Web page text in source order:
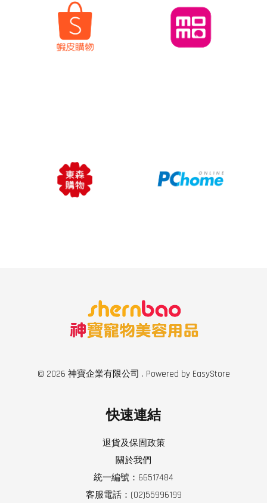
© 2026 神寶企業有限公司 . Powered by EasyStore
快速連結
退貨及保固政策
關於我們
統一編號：66517484
客服電話：(02)55996199